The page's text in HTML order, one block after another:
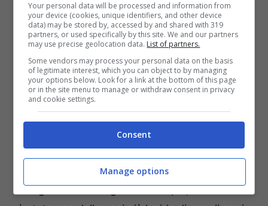
‘Sarò in piazza fino a quando avrò l’ultimo
respiro perché so di essere dalla parte del
giusto e che le mie idee sono condivise da
tanti’. Recita così la targa, nel nome della
partigiana e sindacalista sparita quest’anno
Appartenente alla Resistenza e membro del
PCI già durante la guerra di Etipia, Tina Costa
Your personal data will be processed and information from
your device (cookies, unique identifiers, and other device
data) may be stored by, accessed by and shared with 319
partners, or used specifically by this site. We and our partners
may use precise geolocation data. List of partners.
Some vendors may process your personal data on the basis
of legitimate interest, which you can object to by managing
your options below. Look for a link at the bottom of this page
or in the site menu to manage or withdraw consent in privacy
and cookie settings.
Consent
Manage options